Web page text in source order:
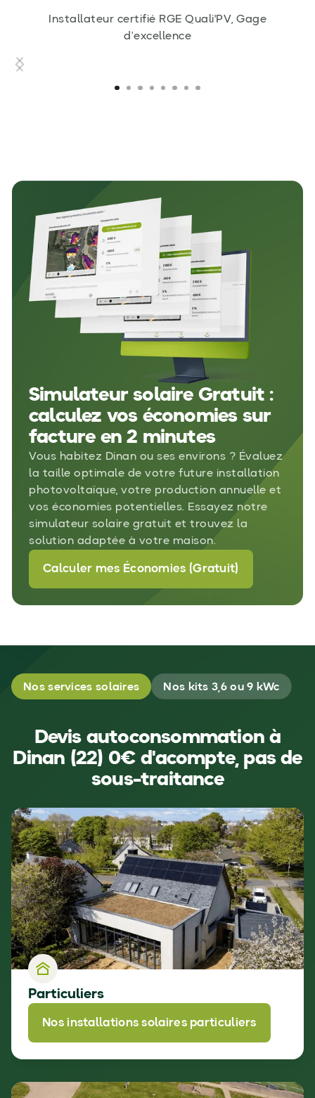
Installateur certifié RGE Quali'PV, Gage
d’excellence
Simulateur solaire Gratuit :
calculez vos économies sur
facture en 2 minutes
Vous habitez Dinan ou ses environs ? Évaluez
la taille optimale de votre future installation
photovoltaïque, votre production annuelle et
vos économies potentielles. Essayez notre
simulateur solaire gratuit et trouvez la
solution adaptée à votre maison.
Calculer mes Économies (Gratuit)
Nos services solaires Nos kits 3,6 ou 9 kWc
Devis autoconsommation à
Dinan (22) 0€ d'acompte, pas de
sous-traitance
Particuliers
Nos installations solaires particuliers